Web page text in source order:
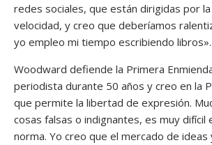
redes sociales, que están dirigidas por la
velocidad, y creo que deberíamos
yo empleo mi tiempo escribiendo libros».
Woodward defiende la Primera
periodista durante 50 años y creo en la
que permite la libertad de expresión.
cosas falsas o indignantes, es muy difícil
norma. Yo creo que el mercado de